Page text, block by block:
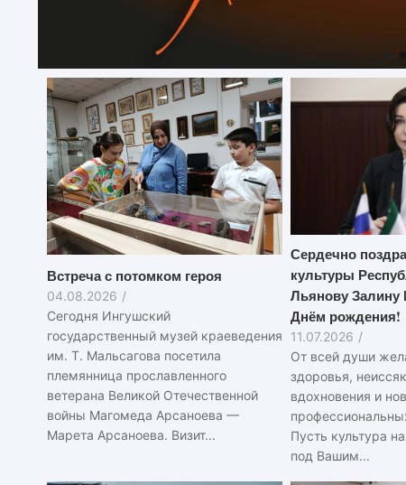
Встреча с потомком героя
04.08.2026 /
Сегодня Ингушский
государственный музей краеведения
им. Т. Мальсагова посетила
племянница прославленного
ветерана Великой Отечественной
войны Магомеда Арсаноева —
Марета Арсаноева. Визит...
Сердечно
культуры
Льянову Залину
Днём рождения!
11.07.2026 /
От всей души
здоровья,
вдохновения и
Пусть культура
под Вашим...